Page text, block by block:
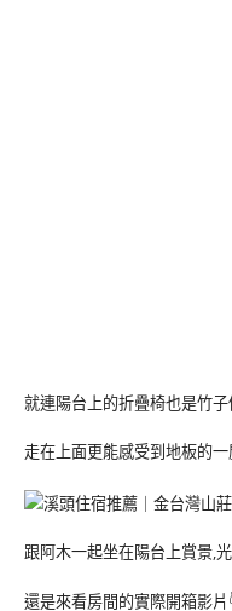
就連陽台上的折疊椅也是竹
走在上面更能感受到地板的
跟阿木一起坐在陽台上賞景,
還是來看房間的實際開箱影片